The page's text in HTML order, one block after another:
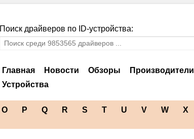
Поиск драйверов по ID-устройства:
Главная Новости Обзоры
Производители
Устройства
O P Q R S T U V W X